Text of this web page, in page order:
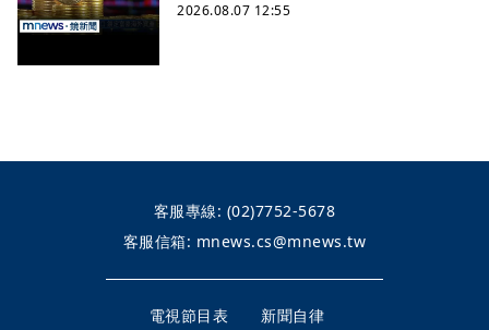
2026.08.07 12:55
客服專線: (02)7752-5678
客服信箱: mnews.cs@mnews.tw
電視節目表
新聞自律